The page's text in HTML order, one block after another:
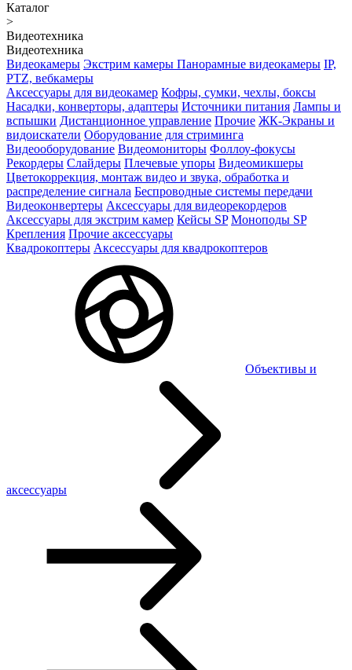
Каталог
>
Видеотехника
Видеотехника
Видеокамеры Экстрим камеры Панорамные видеокамеры IP,
PTZ, вебкамеры
Аксессуары для видеокамер Кофры, сумки, чехлы, боксы
Насадки, конверторы, адаптеры Источники питания Лампы и
вспышки Дистанционное управление Прочие ЖК-Экраны и
видоискатели Оборудование для стриминга
Видеооборудование Видеомониторы Фоллоу-фокусы
Рекордеры Слайдеры Плечевые упоры Видеомикшеры
Цветокоррекция, монтаж видео и звука, обработка и
распределение сигнала Беспроводные системы передачи
Видеоконвертеры Аксессуары для видеорекордеров
Аксессуары для экстрим камер Кейсы SP Моноподы SP
Крепления Прочие аксессуары
Квадрокоптеры Аксессуары для квадрокоптеров
Объективы и
аксессуары